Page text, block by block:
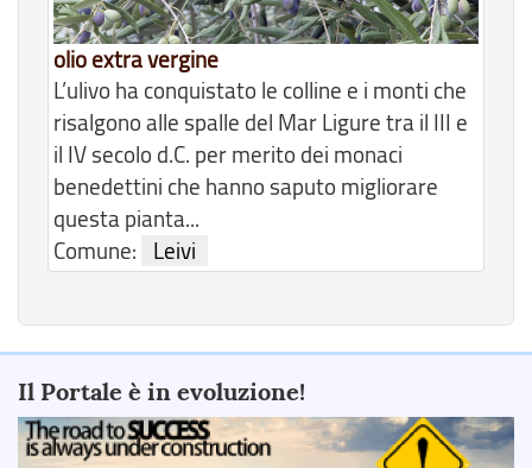
olio extra vergine
L’ulivo ha conquistato le colline e i monti che
risalgono alle spalle del Mar Ligure tra il III e
il IV secolo d.C. per merito dei monaci
benedettini che hanno saputo migliorare
questa pianta...
Comune:
Leivi
Il Portale è in evoluzione!